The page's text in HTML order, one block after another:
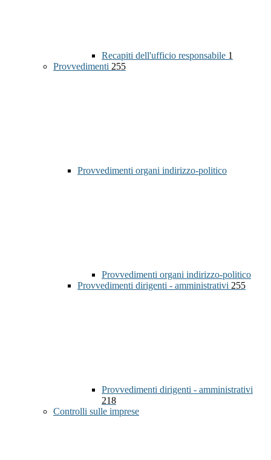
Recapiti dell'ufficio responsabile 1
Provvedimenti 255
Provvedimenti organi indirizzo-politico
Provvedimenti organi indirizzo-politico
Provvedimenti dirigenti - amministrativi 255
Provvedimenti dirigenti - amministrativi
218
Controlli sulle imprese